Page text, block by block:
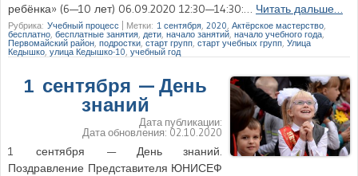
ребёнка» (6—10 лет) 06.09.2020 12:30—14:30:… Читать дальше…
Рубрика: Учебный процесс Метки: 1 сентября 2020 Актёрское мастерство
бесплатно бесплатные занятия дети начало занятий начало учебного года,
Первомайский район подростки ,старт групп старт учебных групп Улица
Кедышко улица Кедышко-10 учебный год
1 сентября — День
знаний
Дата публикации:
Дата обновления: 02.10.2020
1 сентября — День знаний.
Поздравление Представителя ЮНИСЕФ